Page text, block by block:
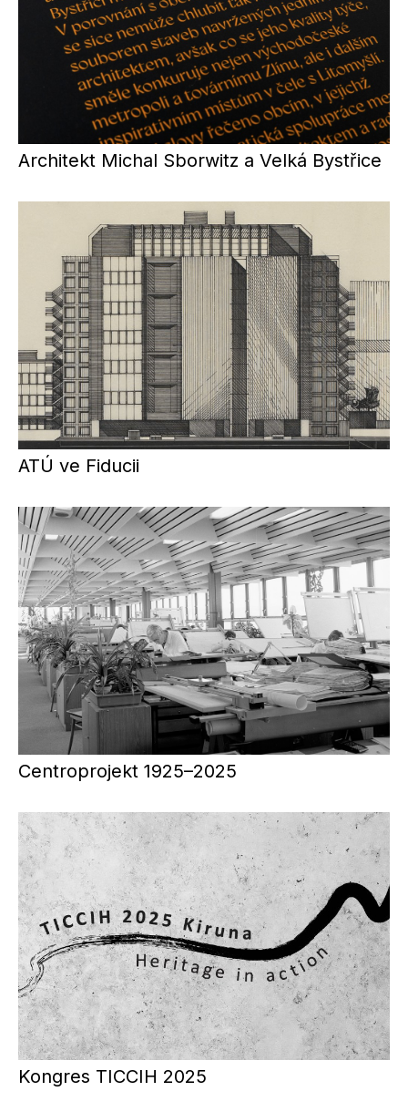
Architekt Michal Sborwitz a Velká Bystřice
ATÚ ve Fiducii
Centroprojekt 1925–2025
Kongres TICCIH 2025